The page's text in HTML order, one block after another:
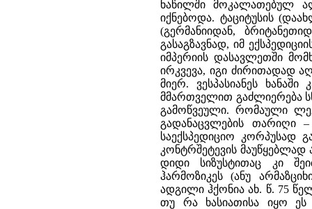
ნაწილში მოკალათებულ
იქნებოდა. ტაციტუსის
(გერმანიიდან,
გასაგზავნად, იმ
იმპერიის დასავლეთში
ირკვევა, იგი ძირითადად
მიერ. ვესპასიანეს
მმართველით გაძლიერება
გამოწვეული. რომაული
გადანაცვლების თარიღი
საექსპედიციო კორპუსად
კონტრშეტევის
დიდი სიზუსტითაც კი
ჰარმოზიკეს (ანუ
ადგილი ჰქონია ახ. წ. 75
თუ რა ხასიათისა იყო